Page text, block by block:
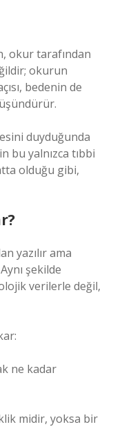
okur tarafından
okurun
bedenin de
duyduğunda
bu yalnızca tıbbi
olduğu gibi,
yazılır ama
şekilde
verilerle değil,
ne kadar
midir, yoksa bir